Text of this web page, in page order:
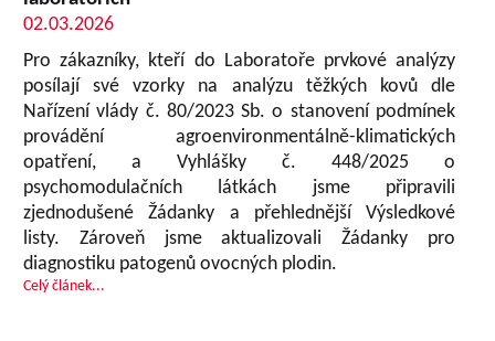
02.03.2026
Pro zákazníky, kteří do Laboratoře prvkové analýzy
posílají své vzorky na analýzu těžkých kovů dle
Nařízení vlády č. 80/2023 Sb. o stanovení podmínek
provádění agroenvironmentálně-klimatických
opatření, a Vyhlášky č. 448/2025 o
psychomodulačních látkách jsme připravili
zjednodušené Žádanky a přehlednější Výsledkové
listy. Zároveň jsme aktualizovali Žádanky pro
diagnostiku patogenů ovocných plodin.
Celý článek...